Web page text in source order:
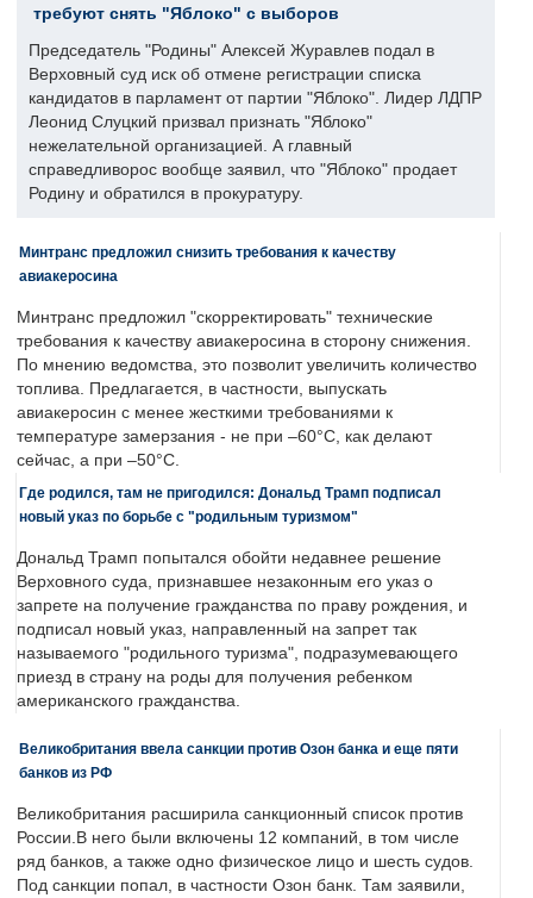
требуют снять "Яблоко" с выборов
Председатель "Родины" Алексей Журавлев подал в
Верховный суд иск об отмене регистрации списка
кандидатов в парламент от партии "Яблоко". Лидер ЛДПР
Леонид Слуцкий призвал признать "Яблоко"
нежелательной организацией. А главный
справедливорос вообще заявил, что "Яблоко" продает
Родину и обратился в прокуратуру.
Минтранс предложил снизить требования к качеству
авиакеросина
Минтранс предложил "скорректировать" технические
требования к качеству авиакеросина в сторону снижения.
По мнению ведомства, это позволит увеличить количество
топлива. Предлагается, в частности, выпускать
авиакеросин с менее жесткими требованиями к
температуре замерзания - не при –60°C, как делают
сейчас, а при –50°C.
Где родился, там не пригодился: Дональд Трамп подписал
новый указ по борьбе с "родильным туризмом"
Дональд Трамп попытался обойти недавнее решение
Верховного суда, признавшее незаконным его указ о
запрете на получение гражданства по праву рождения, и
подписал новый указ, направленный на запрет так
называемого "родильного туризма", подразумевающего
приезд в страну на роды для получения ребенком
американского гражданства.
Великобритания ввела санкции против Озон банка и еще пяти
банков из РФ
Великобритания расширила санкционный список против
России.В него были включены 12 компаний, в том числе
ряд банков, а также одно физическое лицо и шесть судов.
Под санкции попал, в частности Озон банк. Там заявили,